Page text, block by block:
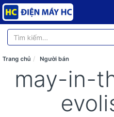
Trang chủ Người bán
may-in-